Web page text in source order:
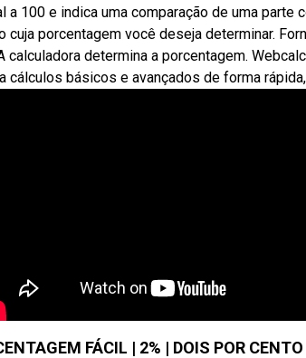
a 100 e indica uma comparação de uma parte
cuja porcentagem você deseja determinar.
calculadora determina a porcentagem.
cálculos básicos e avançados de forma
FÁCIL | 2% | DOIS POR